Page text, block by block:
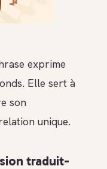
exprime
Elle sert à
son
unique.
traduit-